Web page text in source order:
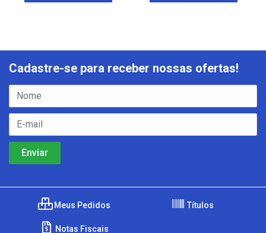
Cadastre-se para receber nossas ofertas!
Meus Pedidos Títulos
Notas Fiscais